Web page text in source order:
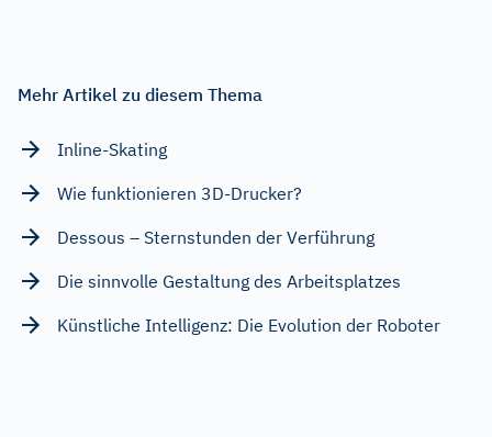
Mehr Artikel zu diesem Thema
Inline-Skating
Wie funktionieren 3D-Drucker?
Dessous – Sternstunden der Verführung
Die sinnvolle Gestaltung des Arbeitsplatzes
Künstliche Intelligenz: Die Evolution der Roboter